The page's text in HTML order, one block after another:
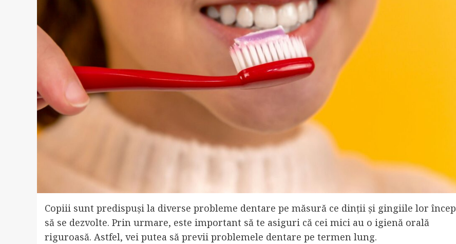
Copiii sunt predispuși la diverse probleme dentare pe măsură ce dinții și gingiile lor încep
să se dezvolte. Prin urmare, este important să te asiguri că cei mici au o igienă orală
riguroasă. Astfel, vei putea să previi problemele dentare pe termen lung.